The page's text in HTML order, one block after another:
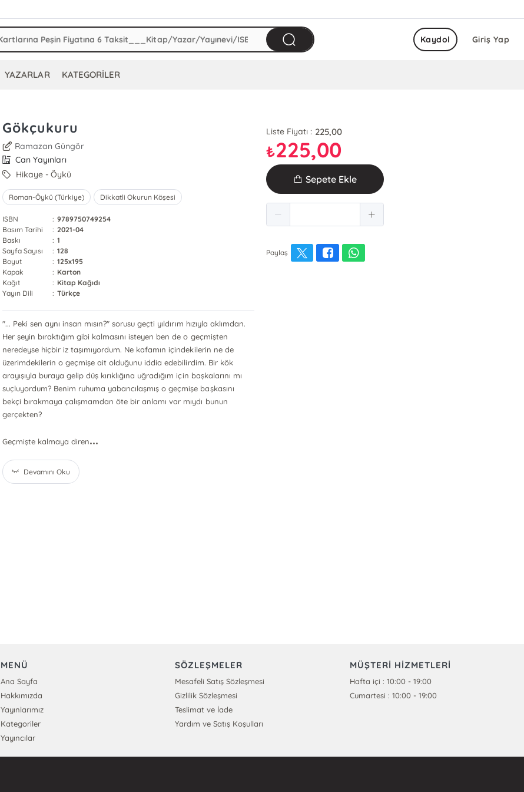
Giriş Yap
Kaydol
YAZARLAR KATEGORİLER
Gökçukuru
Ramazan Güngör
Can Yayınları
Hikaye - Öykü
Roman-Öykü (Türkiye) Dikkatli Okurun Köşesi
ISBN : 9789750749254
Basım Tarihi
: 2021-04
Baskı
: 1
Sayfa Sayısı
: 128
Boyut
: 125x195
Kapak
: Karton
Kağıt
: Kitap Kağıdı
Yayın Dili
: Türkçe
"... Peki sen aynı insan mısın?" sorusu geçti yıldırım hızıyla aklımdan.
Her şeyin bıraktığım gibi kalmasını isteyen ben de o geçmişten
neredeyse hiçbir iz taşımıyordum. Ne kafamın içindekilerin ne de
üzerimdekilerin o geçmişe ait olduğunu iddia edebilirdim. Bir kök
arayışıyla buraya gelip düş kırıklığına uğradığım için başkalarını mı
suçluyordum? Benim ruhuma yabancılaşmış o geçmişe başkasını
bekçi bırakmaya çalışmamdan öte bir anlamı var mıydı bunun
gerçekten?
Geçmişte kalmaya diren...
Devamını Oku
Liste Fiyatı : 225,00
₺225,00
Sepete Ekle
Paylaş
MENÜ
Ana Sayfa
Hakkımızda
Yayınlarımız
Kategoriler
Yayıncılar
SÖZLEŞMELER
Mesafeli Satış Sözleşmesi
Gizlilik Sözleşmesi
Teslimat ve İade
Yardım ve Satış Koşulları
MÜŞTERİ HİZMETLERİ
Hafta içi : 10:00 - 19:00
Cumartesi : 10:00 - 19:00